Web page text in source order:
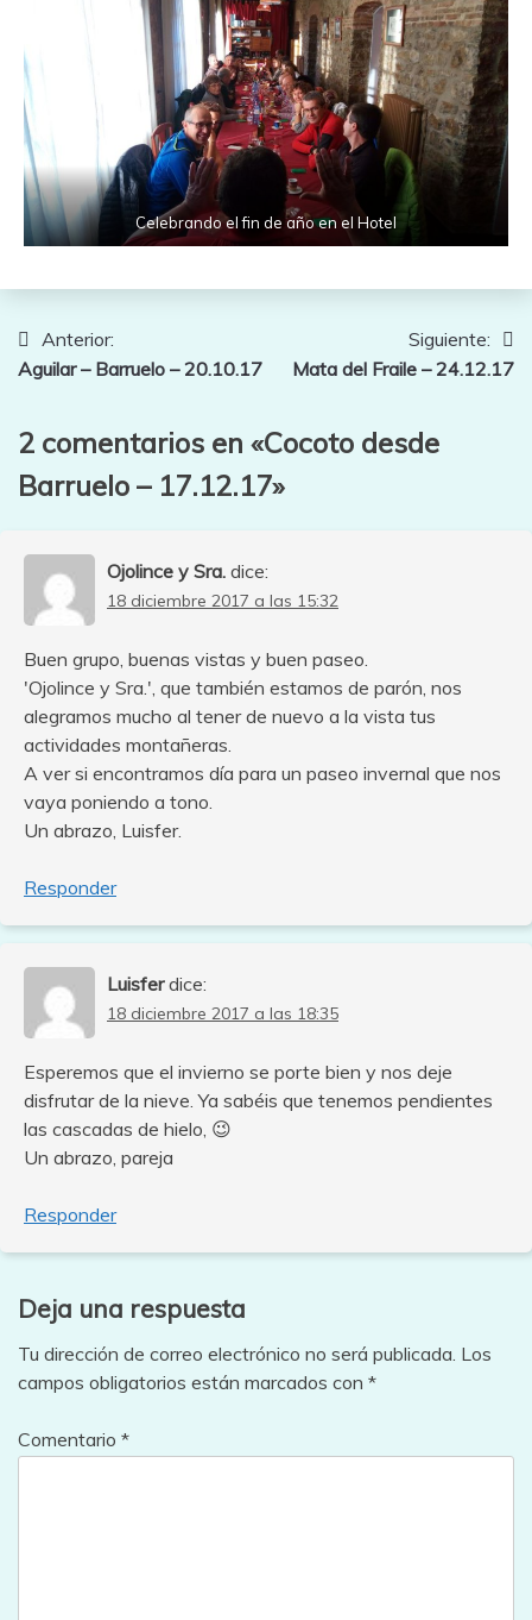
Celebrando el fin de año en el Hotel
Navegación
de
entradas
Anterior:
Aguilar – Barruelo – 20.10.17
Siguiente:
Mata del Fraile – 24.12.17
2 comentarios en «Cocoto desde
Barruelo – 17.12.17»
Ojolince y Sra. dice:
18 diciembre 2017 a las 15:32
Buen grupo, buenas vistas y buen paseo.
'Ojolince y Sra.', que también estamos de parón, nos
alegramos mucho al tener de nuevo a la vista tus
actividades montañeras.
A ver si encontramos día para un paseo invernal que nos
vaya poniendo a tono.
Un abrazo, Luisfer.
Responder
Luisfer dice:
18 diciembre 2017 a las 18:35
Esperemos que el invierno se porte bien y nos deje
disfrutar de la nieve. Ya sabéis que tenemos pendientes
las cascadas de hielo, 😉
Un abrazo, pareja
Responder
Deja una respuesta
Tu dirección de correo electrónico no será publicada. Los
campos obligatorios están marcados con *
Comentario *